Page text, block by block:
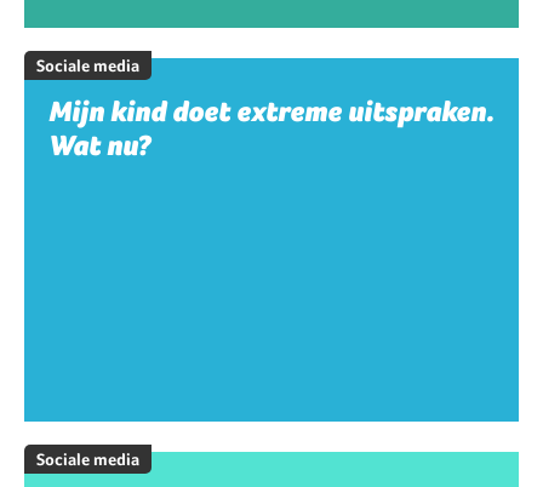
Sociale media
Mijn kind doet extreme uitspraken.
Wat nu?
Sociale media